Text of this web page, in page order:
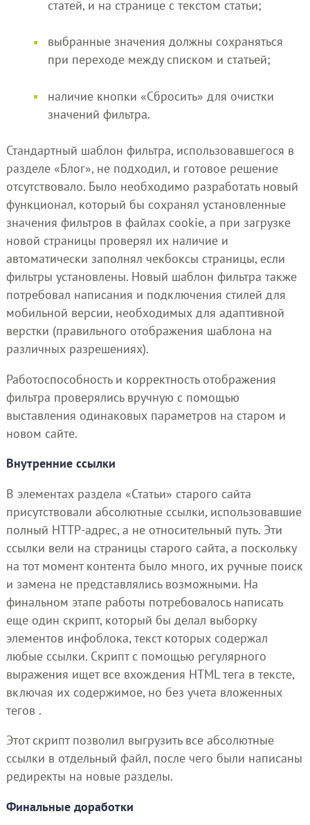
статей, и на странице с текстом статьи;
выбранные значения должны сохраняться
при переходе между списком и статьей;
наличие кнопки «Сбросить» для очистки
значений фильтра.
Стандартный шаблон фильтра, использовавшегося в
разделе «Блог», не подходил, и готовое решение
отсутствовало. Было необходимо разработать новый
функционал, который бы сохранял установленные
значения фильтров в файлах cookie, а при загрузке
новой страницы проверял их наличие и
автоматически заполнял чекбоксы страницы, если
фильтры установлены. Новый шаблон фильтра также
потребовал написания и подключения стилей для
мобильной версии, необходимых для адаптивной
верстки (правильного отображения шаблона на
различных разрешениях).
Работоспособность и корректность отображения
фильтра проверялись вручную с помощью
выставления одинаковых параметров на старом и
новом сайте.
Внутренние ссылки
В элементах раздела «Статьи» старого сайта
присутствовали абсолютные ссылки, использовавшие
полный HTTP-адрес, а не относительный путь. Эти
ссылки вели на страницы старого сайта, а поскольку
на тот момент контента было много, их ручные поиск
и замена не представлялись возможными. На
финальном этапе работы потребовалось написать
еще один скрипт, который бы делал выборку
элементов инфоблока, текст которых содержал
любые ссылки. Скрипт с помощью регулярного
выражения ищет все вхождения HTML тега в тексте,
включая их содержимое, но без учета вложенных
тегов .
Этот скрипт позволил выгрузить все абсолютные
ссылки в отдельный файл, после чего были написаны
редиректы на новые разделы.
Финальные доработки